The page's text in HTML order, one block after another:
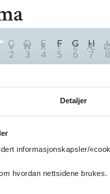
Detaljer
informasjonskapsler/
hvordan nettsidene
C D E F G H I
V W X Y Z Æ Ø
2 3 4 5 6 7 8